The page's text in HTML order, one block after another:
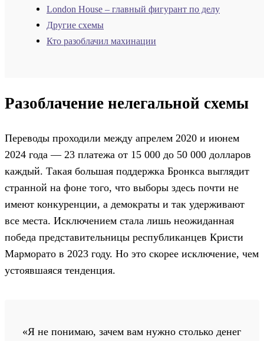
London House – главный фигурант по делу
Другие схемы
Кто разоблачил махинации
Разоблачение нелегальной схемы
Переводы проходили между апрелем 2020 и июнем
2024 года — 23 платежа от 15 000 до 50 000 долларов
каждый. Такая большая поддержка Бронкса выглядит
странной на фоне того, что выборы здесь почти не
имеют конкуренции, а демократы и так удерживают
все места. Исключением стала лишь неожиданная
победа представительницы республиканцев Кристи
Марморато в 2023 году. Но это скорее исключение, чем
устоявшаяся тенденция.
«Я не понимаю, зачем вам нужно столько денег